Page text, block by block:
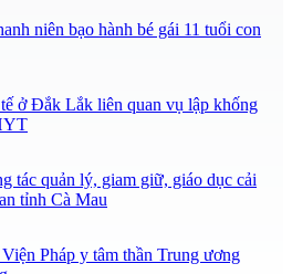
niên bạo hành bé gái 11 tuổi con
ở Đắk Lắk liên quan vụ lập khống
tác quản lý, giam giữ, giáo dục cải
tỉnh Cà Mau
Pháp y tâm thần Trung ương